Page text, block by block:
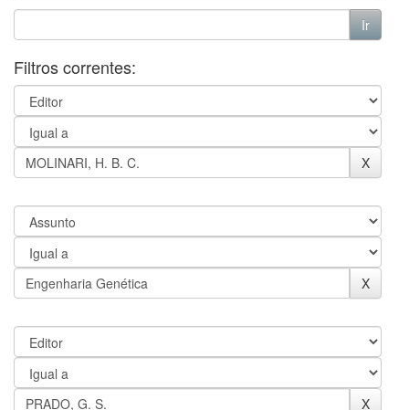
Filtros correntes: